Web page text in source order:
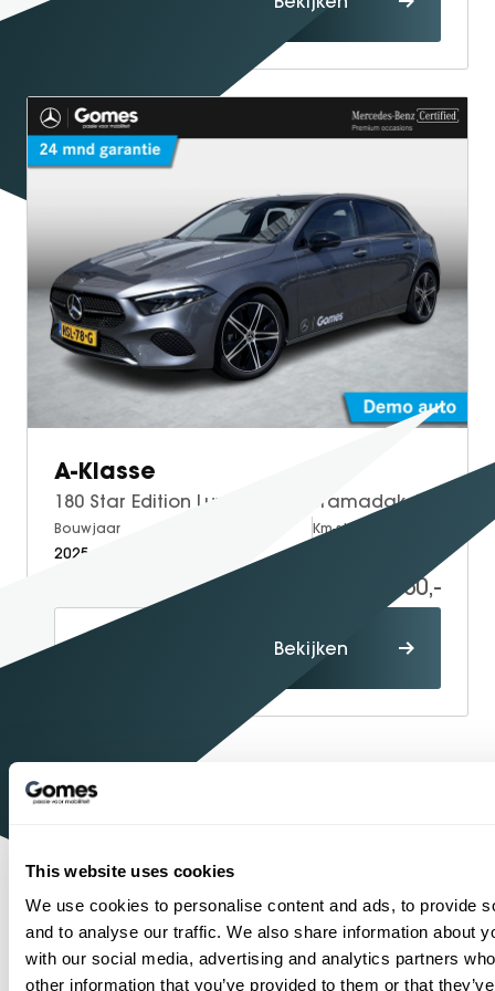
This website uses cookies
We use cookies to personalise content and ads, to provide
and to analyse our traffic. We also share information about
with our social media, advertising and analytics partners
other information that you’ve provided to them or that
A-Klasse
Bouwjaar
2025
Km-stand
36.950,-
Bekijken
Sinds1934
One-Stop-